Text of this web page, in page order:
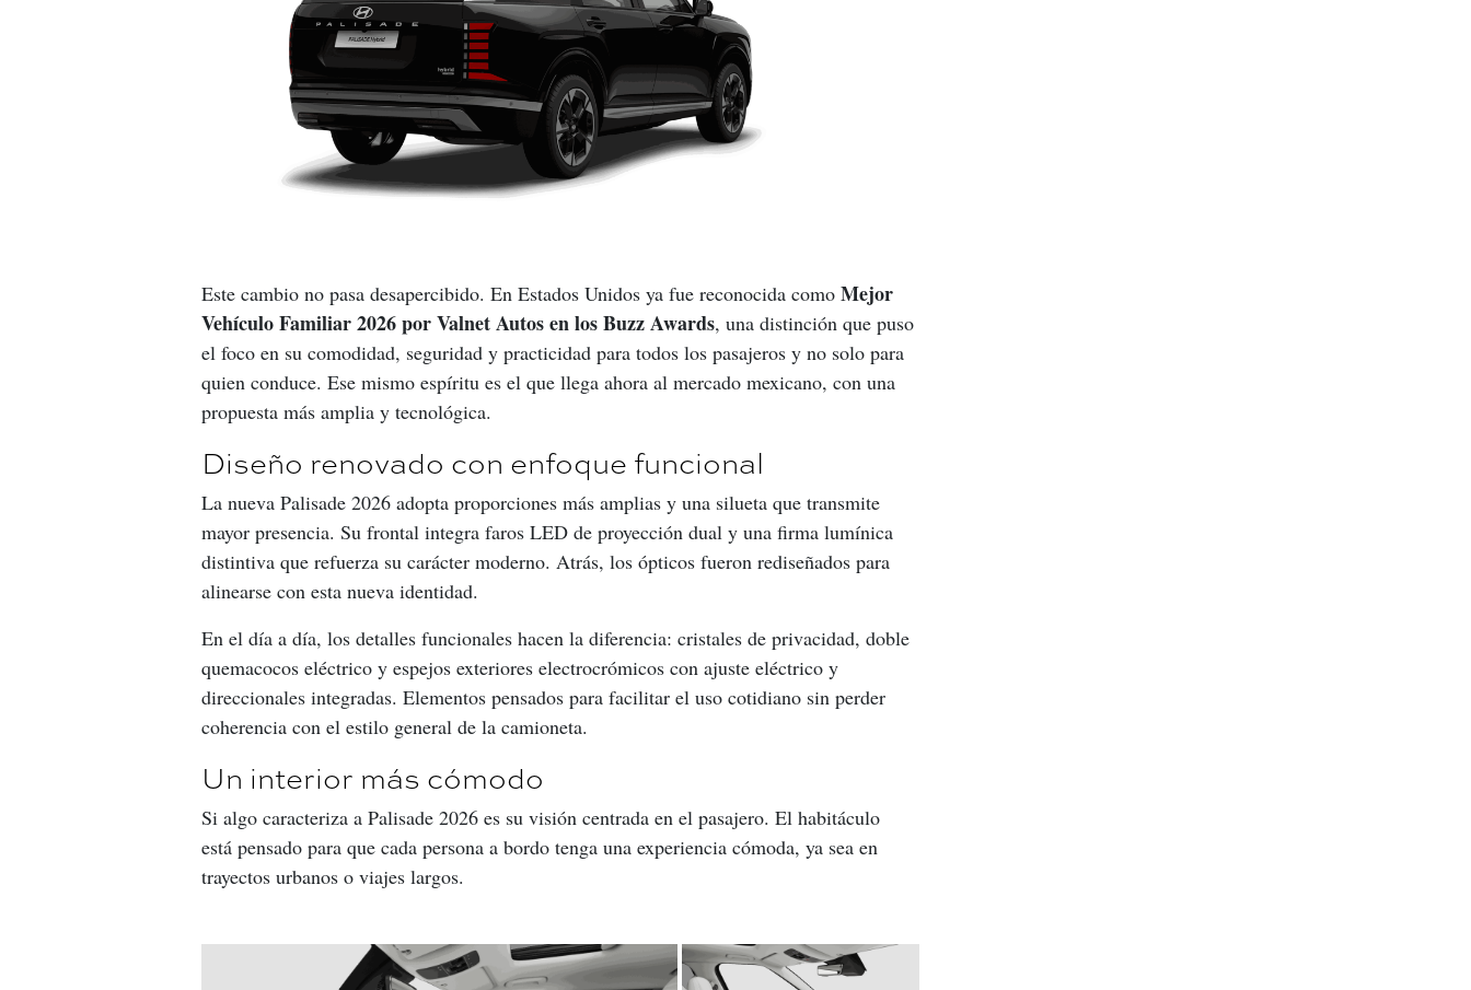
Este cambio no pasa desapercibido. En Estados Unidos ya fue reconocida como Mejor
Vehículo Familiar 2026 por Valnet Autos en los Buzz Awards, una distinción que puso
el foco en su comodidad, seguridad y practicidad para todos los pasajeros y no solo para
quien conduce. Ese mismo espíritu es el que llega ahora al mercado mexicano, con una
propuesta más amplia y tecnológica.
Diseño renovado con enfoque funcional
La nueva Palisade 2026 adopta proporciones más amplias y una silueta que transmite
mayor presencia. Su frontal integra faros LED de proyección dual y una firma lumínica
distintiva que refuerza su carácter moderno. Atrás, los ópticos fueron rediseñados para
alinearse con esta nueva identidad.
En el día a día, los detalles funcionales hacen la diferencia: cristales de privacidad, doble
quemacocos eléctrico y espejos exteriores electrocrómicos con ajuste eléctrico y
direccionales integradas. Elementos pensados para facilitar el uso cotidiano sin perder
coherencia con el estilo general de la camioneta.
Un interior más cómodo
Si algo caracteriza a Palisade 2026 es su visión centrada en el pasajero. El habitáculo
está pensado para que cada persona a bordo tenga una experiencia cómoda, ya sea en
trayectos urbanos o viajes largos.